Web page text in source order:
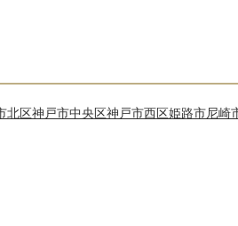
北区神戸市中央区神戸市西区姫路市尼崎